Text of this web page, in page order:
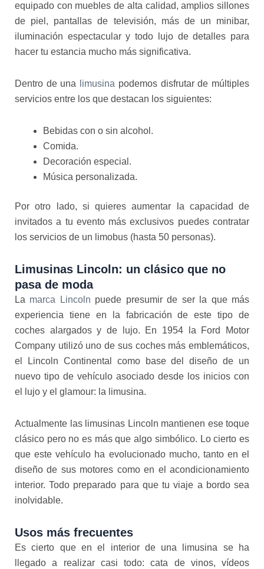
equipado con muebles de alta calidad, amplios sillones
de piel, pantallas de televisión, más de un minibar,
iluminación espectacular y todo lujo de detalles para
hacer tu estancia mucho más significativa.
Dentro de una limusina podemos disfrutar de múltiples
servicios entre los que destacan los siguientes:
Bebidas con o sin alcohol.
Comida.
Decoración especial.
Música personalizada.
Por otro lado, si quieres aumentar la capacidad de
invitados a tu evento más exclusivos puedes contratar
los servicios de un limobus (hasta 50 personas).
Limusinas Lincoln: un clásico que no
pasa de moda
La marca Lincoln puede presumir de ser la que más
experiencia tiene en la fabricación de este tipo de
coches alargados y de lujo. En 1954 la Ford Motor
Company utilizó uno de sus coches más emblemáticos,
el Lincoln Continental como base del diseño de un
nuevo tipo de vehículo asociado desde los inicios con
el lujo y el glamour: la limusina.
Actualmente las limusinas Lincoln mantienen ese toque
clásico pero no es más que algo simbólico. Lo cierto es
que este vehículo ha evolucionado mucho, tanto en el
diseño de sus motores como en el acondicionamiento
interior. Todo preparado para que tu viaje a bordo sea
inolvidable.
Usos más frecuentes
Es cierto que en el interior de una limusina se ha
llegado a realizar casi todo: cata de vinos, vídeos